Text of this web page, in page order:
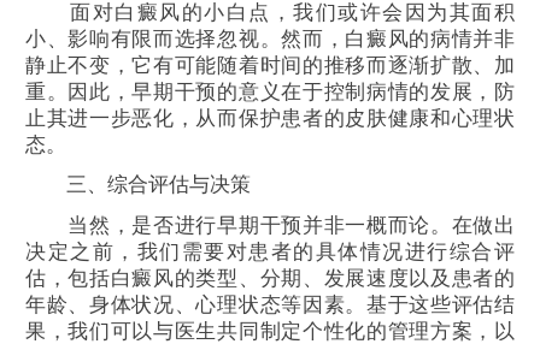
面对白癜风的小白点，我们或许会因为其面积
小、影响有限而选择忽视。然而，白癜风的病情并非
静止不变，它有可能随着时间的推移而逐渐扩散、加
重。因此，早期干预的意义在于控制病情的发展，防
止其进一步恶化，从而保护患者的皮肤健康和心理状
态。
三、综合评估与决策
当然，是否进行早期干预并非一概而论。在做出
决定之前，我们需要对患者的具体情况进行综合评
估，包括白癜风的类型、分期、发展速度以及患者的
年龄、身体状况、心理状态等因素。基于这些评估结
果，我们可以与医生共同制定个性化的管理方案，以